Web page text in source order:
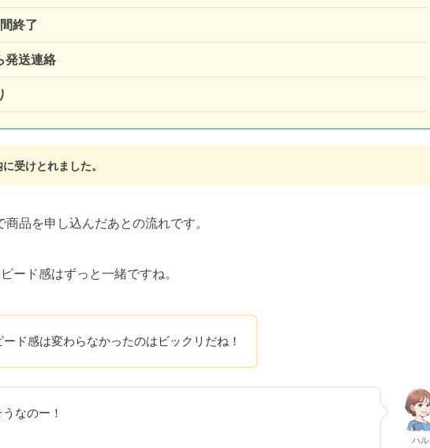
終了
発送連絡
受けとれました。
商品を申し込んだあとの流れです。
ード感はずっと一緒ですね。
ド感は変わらなかったのはビックリだね！
うなのー！
ハル